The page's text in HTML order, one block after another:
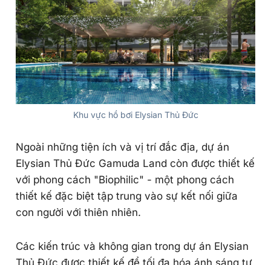
Khu vực hồ bơi Elysian Thủ Đức
Ngoài những tiện ích và vị trí đắc địa, dự án
Elysian Thủ Đức Gamuda Land còn được thiết kế
với phong cách "Biophilic" - một phong cách
thiết kế đặc biệt tập trung vào sự kết nối giữa
con người với thiên nhiên.
Các kiến trúc và không gian trong dự án Elysian